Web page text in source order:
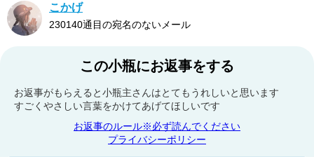
こかげ
230140通目の宛名のないメール
この小瓶にお返事をする
お返事がもらえると小瓶主さんはとてもうれしいと思います
すごくやさしい言葉をかけてあげてほしいです
お返事のルール※必ず読んでください
プライバシーポリシー